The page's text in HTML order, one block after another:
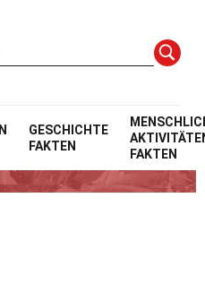
GESCHICHTE
FAKTEN
FAKTEN